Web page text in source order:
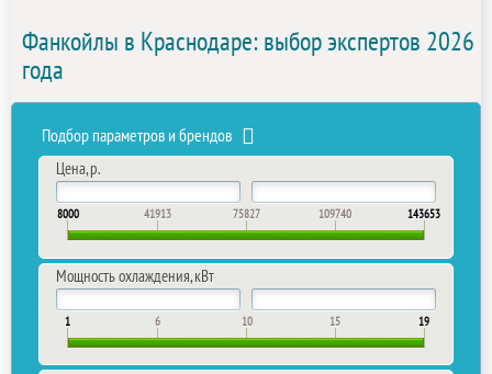
Фанкойлы в Краснодаре: выбор экспертов 2026
года
Подбор параметров и брендов
Цена, р.
8000 41913 75827 109740 143653
Мощность охлаждения, кВт
1 6 10 15 19